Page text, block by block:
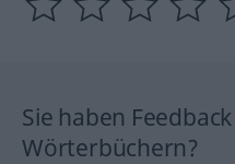
Sie haben
Wörterbüchern?